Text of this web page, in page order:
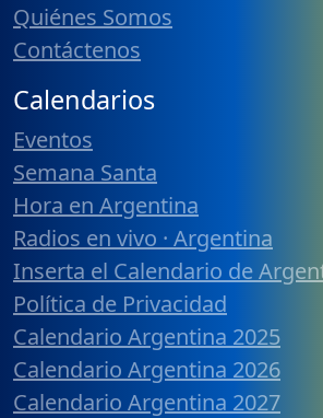
Quiénes Somos
Contáctenos
Calendarios
Eventos
Semana Santa
Hora en Argentina
Radios en vivo · Argentina
Inserta el Calendario de
Política de Privacidad
Calendario Argentina 2025
Calendario Argentina 2026
Calendario Argentina 2027